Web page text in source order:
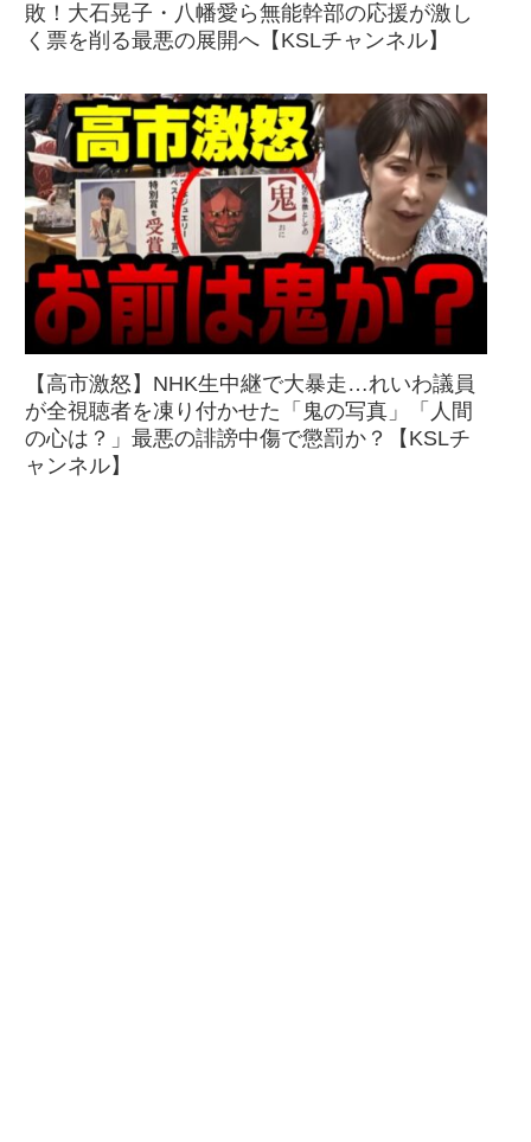
敗！大石晃子・八幡愛ら無能幹部の応援が激し
く票を削る最悪の展開へ【KSLチャンネル】
【高市激怒】NHK生中継で大暴走…れいわ議員
が全視聴者を凍り付かせた「鬼の写真」「人間
の心は？」最悪の誹謗中傷で懲罰か？【KSLチ
ャンネル】